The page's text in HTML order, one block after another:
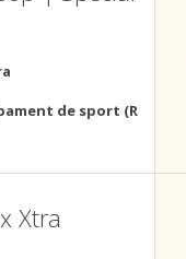
de sport (R
Xtra